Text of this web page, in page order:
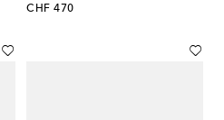
CHF 470
original price